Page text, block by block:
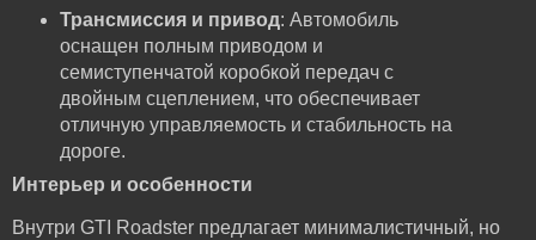
Трансмиссия и привод: Автомобиль
оснащен полным приводом и
семиступенчатой коробкой передач с
двойным сцеплением, что обеспечивает
отличную управляемость и стабильность на
дороге.
Интерьер и особенности
Внутри GTI Roadster предлагает минималистичный, но